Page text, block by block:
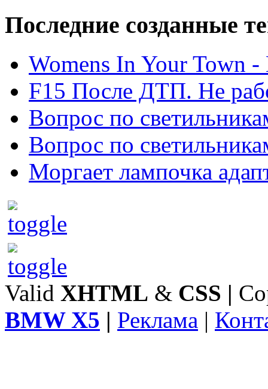
Последние созданные
Womens In Your Town
F15 После ДТП. Не
Вопрос по
Вопрос по
Моргает лампочка
Valid XHTML & CSS |
BMW X5 | Реклама |